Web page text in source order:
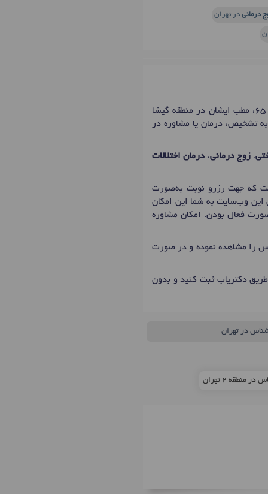
درمانی در تهران
آقای دکتر داود زمانی، کاندید دکترای تخصصی روانشناس و مشاور در شهر تهران با شماره نظام پزشکی 6517، مطب ایشان در منطقه گیشا
تشخیص، درمان یا مشاوره در
، زوج درمانی، درمان اختلالات
که جهت رزرو نوبت به‌صورت
این وب‌سایت به شما این امکان
فعال بودن، امکان مشاوره
را مشاهده نموده و در صورت
دکتریاب ثبت کنید و بدون
در تهران
منطقه 2 تهران